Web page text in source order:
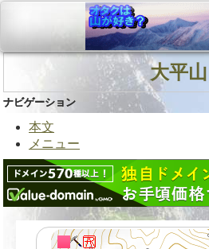
大平山
ナビゲーション
本文
メニュー